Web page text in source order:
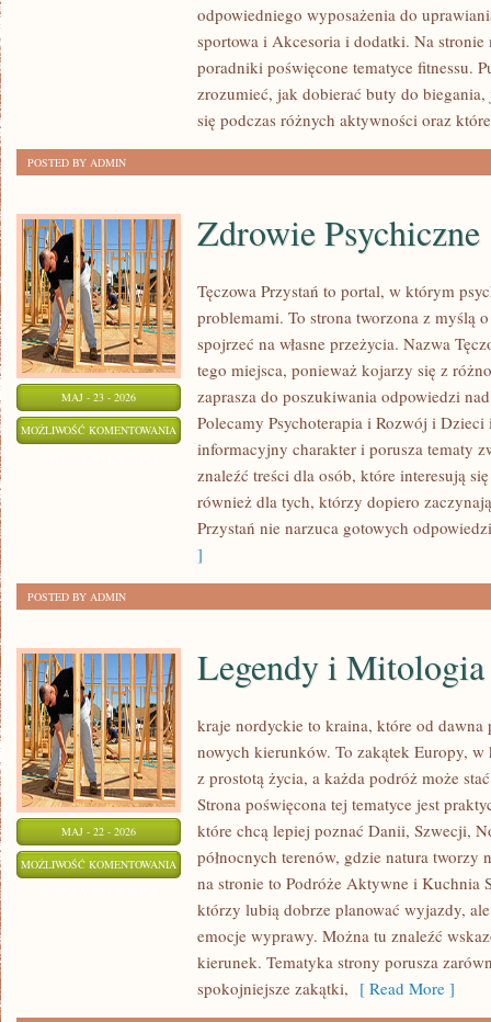
DODATKI
odpowiedniego wyposażenia do
sportowa i Akcesoria i dodatki. Na stronie
poradniki poświęcone tematyce fitnessu.
zrozumieć, jak dobierać buty do
się podczas różnych aktywności oraz
POSTED BY ADMIN
MAJ - 23 - 2026
MOŻLIWOŚĆ KOMENTOWANIA ZDROWIE
PSYCHICZNE
Zdrowie Psychiczne
Tęczowa Przystań to portal, w którym
problemami. To strona tworzona z myślą
spojrzeć na własne przeżycia. Nazwa
tego miejsca, ponieważ kojarzy się z
zaprasza do poszukiwania odpowiedzi
Polecamy Psychoterapia i Rozwój i Dzieci
informacyjny charakter i porusza tematy
znaleźć treści dla osób, które interesują
również dla tych, którzy dopiero
Przystań nie narzuca gotowych
]
POSTED BY ADMIN
MAJ - 22 - 2026
MOŻLIWOŚĆ KOMENTOWANIA LEGENDY
MITOLOGIA
Legendy i Mitologia
kraje nordyckie to kraina, które od dawna
nowych kierunków. To zakątek Europy,
z prostotą życia, a każda podróż może
Strona poświęcona tej tematyce jest
które chcą lepiej poznać Danii, Szwecji,
północnych terenów, gdzie natura tworzy
na stronie to Podróże Aktywne i Kuchnia
którzy lubią dobrze planować wyjazdy,
emocje wyprawy. Można tu znaleźć
kierunek. Tematyka strony porusza
spokojniejsze zakątki, [ Read More ]